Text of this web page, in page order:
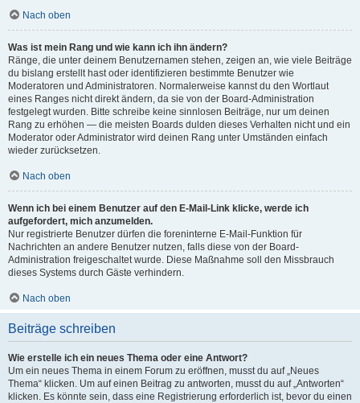
Nach oben
Was ist mein Rang und wie kann ich ihn ändern?
Ränge, die unter deinem Benutzernamen stehen, zeigen an, wie viele Beiträge
du bislang erstellt hast oder identifizieren bestimmte Benutzer wie
Moderatoren und Administratoren. Normalerweise kannst du den Wortlaut
eines Ranges nicht direkt ändern, da sie von der Board-Administration
festgelegt wurden. Bitte schreibe keine sinnlosen Beiträge, nur um deinen
Rang zu erhöhen — die meisten Boards dulden dieses Verhalten nicht und ein
Moderator oder Administrator wird deinen Rang unter Umständen einfach
wieder zurücksetzen.
Nach oben
Wenn ich bei einem Benutzer auf den E-Mail-Link klicke, werde ich
aufgefordert, mich anzumelden.
Nur registrierte Benutzer dürfen die foreninterne E-Mail-Funktion für
Nachrichten an andere Benutzer nutzen, falls diese von der Board-
Administration freigeschaltet wurde. Diese Maßnahme soll den Missbrauch
dieses Systems durch Gäste verhindern.
Nach oben
Beiträge schreiben
Wie erstelle ich ein neues Thema oder eine Antwort?
Um ein neues Thema in einem Forum zu eröffnen, musst du auf „Neues
Thema“ klicken. Um auf einen Beitrag zu antworten, musst du auf „Antworten“
klicken. Es könnte sein, dass eine Registrierung erforderlich ist, bevor du einen